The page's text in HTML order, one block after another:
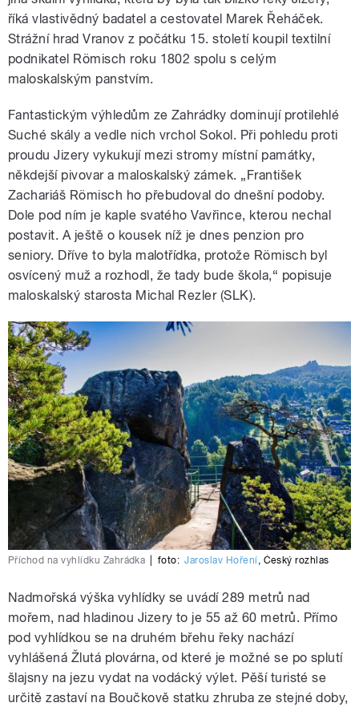
říká vlastivědný badatel a cestovatel Marek Řeháček.
Strážní hrad Vranov z počátku 15. století koupil textilní
podnikatel Römisch roku 1802 spolu s celým
maloskalským panstvím.
Fantastickým výhledům ze Zahrádky dominují protilehlé
Suché skály a vedle nich vrchol Sokol. Při pohledu proti
proudu Jizery vykukují mezi stromy místní památky,
někdejší pivovar a maloskalský zámek. „František
Zachariáš Römisch ho přebudoval do dnešní podoby.
Dole pod ním je kaple svatého Vavřince, kterou nechal
postavit. A ještě o kousek níž je dnes penzion pro
seniory. Dříve to byla malotřídka, protože Römisch byl
osvícený muž a rozhodl, že tady bude škola,“ popisuje
maloskalský starosta Michal Rezler (SLK).
Příchod na vyhlídku Zahrádka foto: Jaroslav Hoření, Český rozhlas
Nadmořská výška vyhlídky se uvádí 289 metrů nad
mořem, nad hladinou Jizery to je 55 až 60 metrů. Přímo
pod vyhlídkou se na druhém břehu řeky nachází
vyhlášená Žlutá plovárna, od které je možné se po splutí
šlajsny na jezu vydat na vodácký výlet. Pěší turisté se
určitě zastaví na Boučkově statku zhruba ze stejné doby,